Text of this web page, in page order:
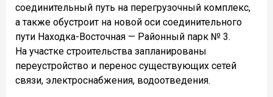
соединительный путь на перегрузочный комплекс,
а также обустроит на новой оси соединительного
пути Находка-Восточная — Районный парк № 3.
На участке строительства запланированы
переустройство и перенос существующих сетей
связи, электроснабжения, водоотведения.